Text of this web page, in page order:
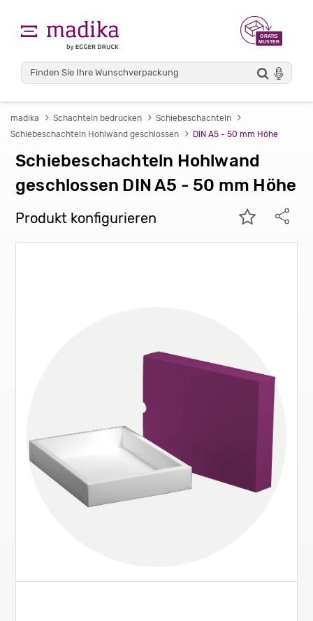
madika Schachteln bedrucken
Schiebeschachteln
Schiebeschachteln Hohlwand geschlossen
DIN A5 - 50 mm Höhe
Schiebeschachteln Hohlwand
geschlossen DIN A5 - 50 mm Höhe
Produkt konfigurieren